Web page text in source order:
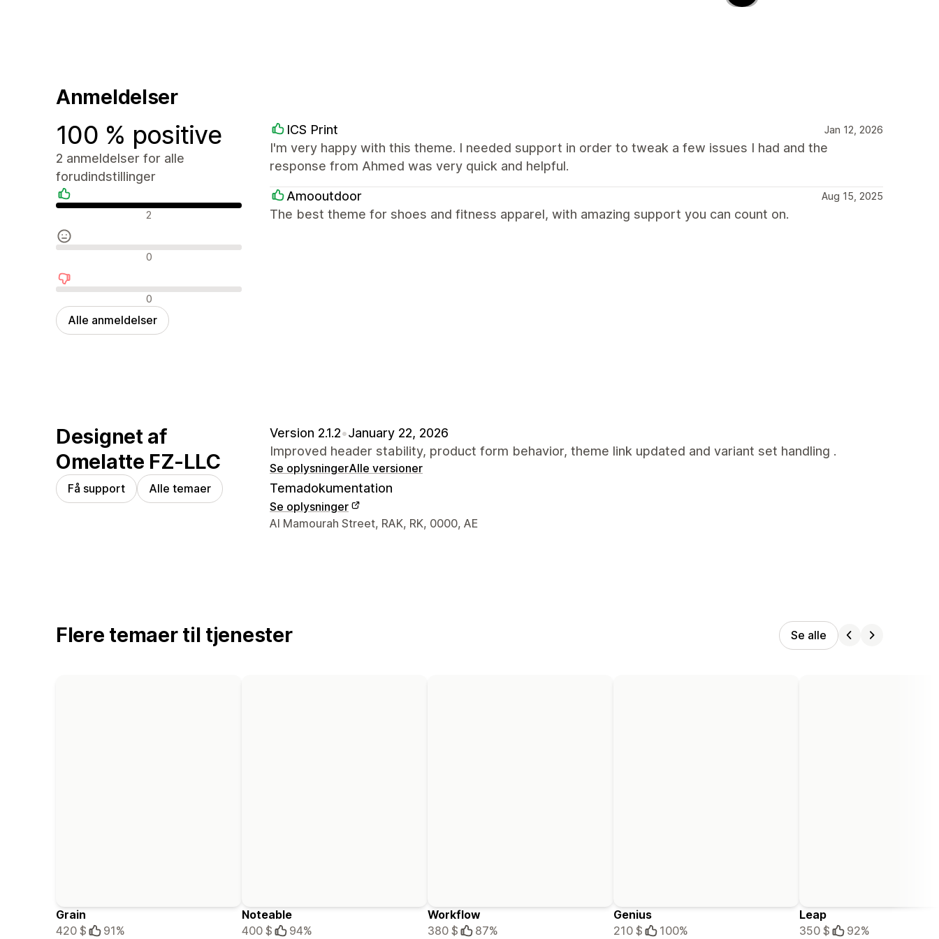
Anmeldelser
100 % positive
2 anmeldelser for alle
forudindstillinger
Positive anmeldelser
2
Neutrale anmeldelser
0
Negative anmeldelser
0
Alle anmeldelser
ICS Print Jan 12, 2026
I'm very happy with this theme. I needed support in order to tweak a few issues I had and the
response from Ahmed was very quick and helpful.
Amooutdoor Aug 15, 2025
The best theme for shoes and fitness apparel, with amazing support you can count on.
Designet af
Omelatte FZ-LLC
Få support Alle temaer
Version 2.1.2•January 22, 2026
Improved header stability, product form behavior, theme link updated and variant set handling .
Se oplysningerAlle versioner
Temadokumentation
Se oplysninger
Se kontaktoplysninger
Al Mamourah Street, RAK, RK, 0000, AE
Flere temaer til tjenester Se alle
Grain
420 $
91%
Noteable
400 $
94%
Workflow
380 $
87%
Genius
210 $
100%
Leap
350 $
92%